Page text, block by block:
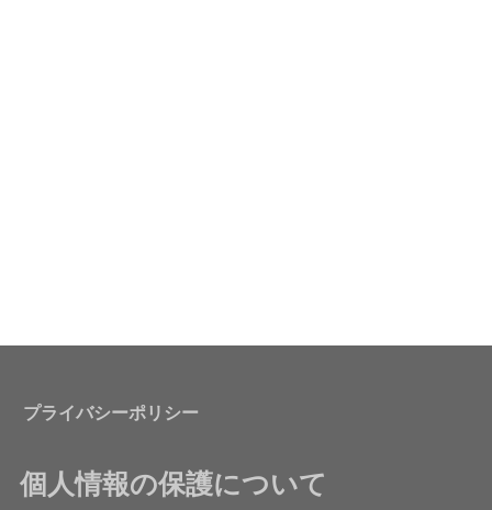
プライバシーポリシー
個人情報の保護について